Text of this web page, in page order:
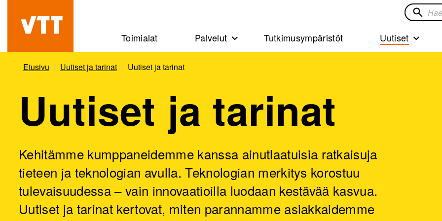
pääsisältöön
Beyond
the
obvious
Hae
Toimialat Palvelut Tutkimusympäristöt Uutiset
Etusivu Uutiset ja tarinat Uutiset ja tarinat
Uutiset ja tarinat
Kehitämme kumppaneidemme kanssa ainutlaatuisia ratkaisuja
tieteen ja teknologian avulla. Teknologian merkitys korostuu
tulevaisuudessa – vain innovaatioilla luodaan kestävää kasvua.
Uutiset ja tarinat kertovat, miten parannamme asiakkaidemme